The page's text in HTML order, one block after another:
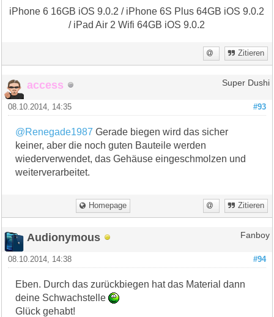
iPhone 6 16GB iOS 9.0.2 / iPhone 6S Plus 64GB iOS 9.0.2
/ iPad Air 2 Wifi 64GB iOS 9.0.2
Zitieren
access Super Dushi
#93
08.10.2014, 14:35
@Renegade1987 Gerade biegen wird das sicher
keiner, aber die noch guten Bauteile werden
wiederverwendet, das Gehäuse eingeschmolzen und
weiterverarbeitet.
Homepage Zitieren
Audionymous Fanboy
#94
08.10.2014, 14:38
Eben. Durch das zurückbiegen hat das Material dann
deine Schwachstelle
Glück gehabt!